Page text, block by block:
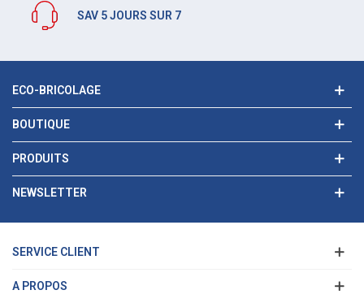
SAV 5 JOURS SUR 7
ECO-BRICOLAGE
BOUTIQUE
PRODUITS
NEWSLETTER
SERVICE CLIENT
A PROPOS